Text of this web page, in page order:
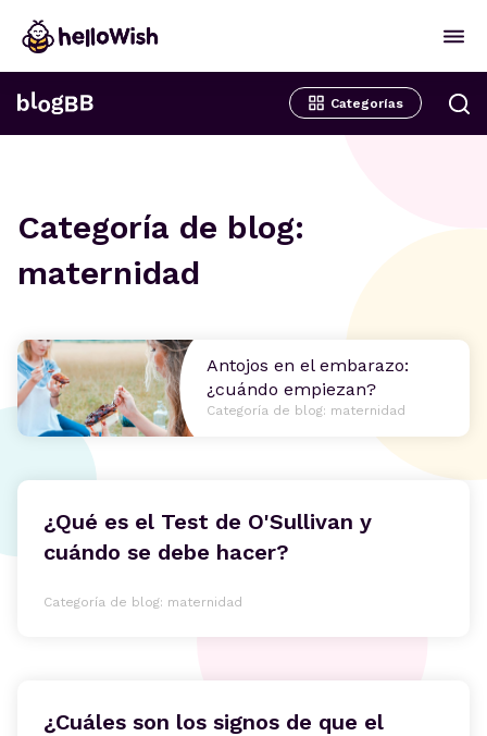
Categorías
Categoría de blog:
maternidad
Antojos en el embarazo:
¿cuándo empiezan?
Categoría de blog: maternidad
¿Qué es el Test de O'Sullivan y
cuándo se debe hacer?
Categoría de blog: maternidad
¿Cuáles son los signos de que el